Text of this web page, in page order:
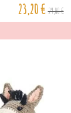
23,20 € 29,00 €